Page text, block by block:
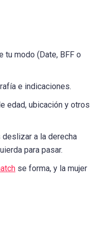
tu modo (Date, BFF o
e indicaciones.
edad, ubicación y otros
a la derecha
para pasar.
se forma, y la mujer